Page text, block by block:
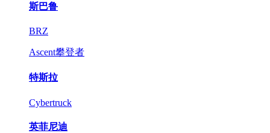
斯巴鲁
BRZ
Ascent攀登者
特斯拉
Cybertruck
英菲尼迪